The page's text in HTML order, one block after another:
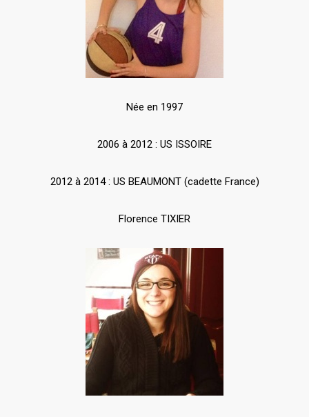
Née en 1997
2006 à 2012 : US ISSOIRE
2012 à 2014 : US BEAUMONT (cadette France)
Florence TIXIER